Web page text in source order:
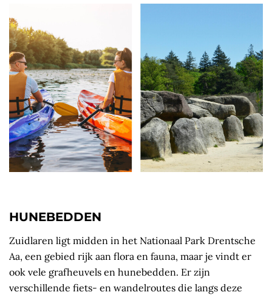
HUNEBEDDEN
Zuidlaren ligt midden in het Nationaal Park Drentsche
Aa, een gebied rijk aan flora en fauna, maar je vindt er
ook vele grafheuvels en hunebedden. Er zijn
verschillende fiets- en wandelroutes die langs deze